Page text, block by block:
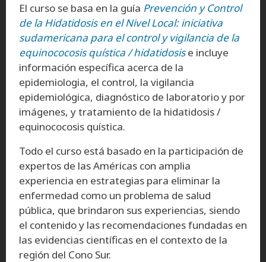
El curso se basa en la guía Prevención y Control
de la Hidatidosis en el Nivel Local: iniciativa
sudamericana para el control y vigilancia de la
equinococosis quística / hidatidosise incluye
información específica acerca de la
epidemiologia, el control, la vigilancia
epidemiológica, diagnóstico de laboratorio y por
imágenes, y tratamiento de la hidatidosis /
equinococosis quística.
Todo el curso está basado en la participación de
expertos de las Américas con amplia
experiencia en estrategias para eliminar la
enfermedad como un problema de salud
pública, que brindaron sus experiencias, siendo
el contenido y las recomendaciones fundadas en
las evidencias científicas en el contexto de la
región del Cono Sur.